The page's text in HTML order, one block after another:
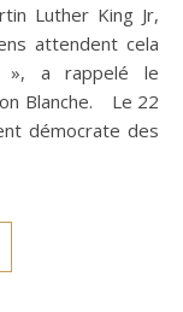
Luther King Jr,
attendent cela
», a rappelé le
Blanche. Le 22
démocrate des